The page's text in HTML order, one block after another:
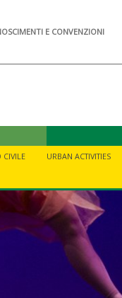
E CONVENZIONI
CIVILE URBAN ACTIVITIES